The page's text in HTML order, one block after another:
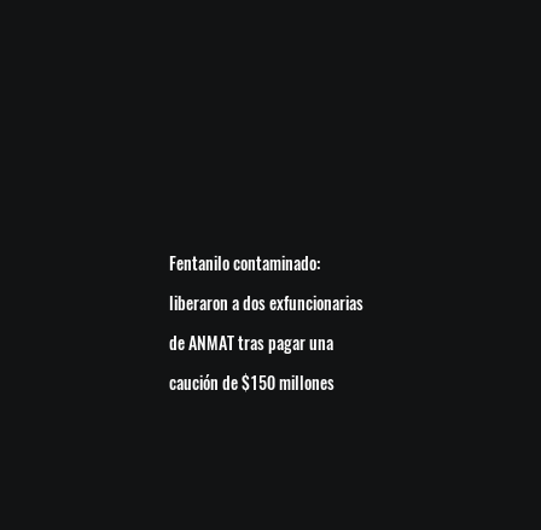
Fentanilo contaminado:
liberaron a dos exfuncionarias
de ANMAT tras pagar una
caución de $150 millones